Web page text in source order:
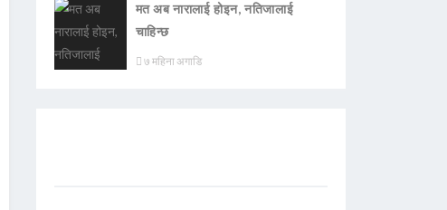
मत अब नारालाई होइन, नतिजालाई
चाहिन्छ
७ महिना अगाडि